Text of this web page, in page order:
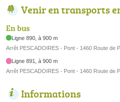
Venir en transports
En bus
Ligne 890, à 900 m
Arrêt PESCADOIRES - Pont - 1460 Route de
Ligne 891, à 900 m
Arrêt PESCADOIRES - Pont - 1460 Route de
Informations